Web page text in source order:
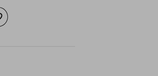
кошницатакъм списъка с любими